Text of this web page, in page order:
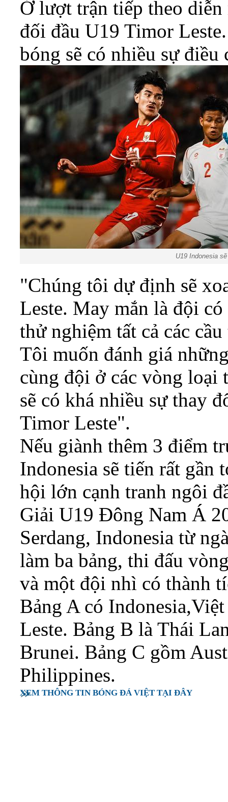
Ở lượt trận tiếp theo
đối đầu U19 Timor
bóng sẽ có nhiều sự điều
U19 Indonesia
"Chúng tôi dự định sẽ
Leste. May mắn là đội
thử nghiệm tất cả các
Tôi muốn đánh giá
cùng đội ở các vòng loại
sẽ có khá nhiều sự thay
Timor Leste".
Nếu giành thêm 3 điểm
Indonesia sẽ tiến rất gần
hội lớn cạnh tranh ngôi
Giải U19 Đông Nam Á
Serdang, Indonesia từ
làm ba bảng, thi đấu
và một đội nhì có thành
Bảng A có
Leste. Bảng B là Thái
Brunei. Bảng C gồm
Philippines.
XEM THÔNG TIN BÓNG ĐÁ VIỆT TẠI ĐÂY